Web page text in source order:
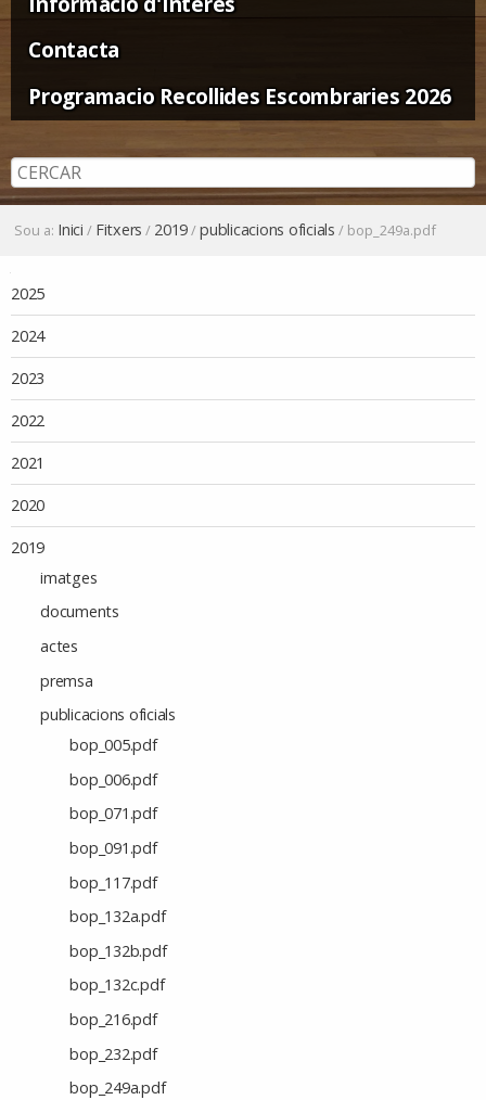
Contacta
Programacio Recollides Escombraries 2026
Sou a: Inici / Fitxers / 2019/publicacions oficials / bop_249a.pdf
2025
2024
2023
2022
2021
2020
2019
imatges
documents
actes
premsa
publicacions oficials
bop_005.pdf
bop_006.pdf
bop_071.pdf
bop_091.pdf
bop_117.pdf
bop_132a.pdf
bop_132b.pdf
bop_132c.pdf
bop_216.pdf
bop_232.pdf
bop_249a.pdf